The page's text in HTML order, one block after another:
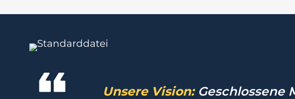
Unsere Vision:Geschlossene